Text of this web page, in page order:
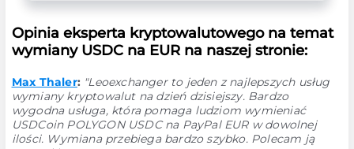
Opinia eksperta kryptowalutowego na temat
wymiany USDC na EUR na naszej stronie:
Max Thaler: "Leoexchanger to jeden z najlepszych usług
wymiany kryptowalut na dzień dzisiejszy. Bardzo
wygodna usługa, która pomaga ludziom wymieniać
USDCoin POLYGON USDC na PayPal EUR w dowolnej
ilości. Wymiana przebiega bardzo szybko. Polecam ją